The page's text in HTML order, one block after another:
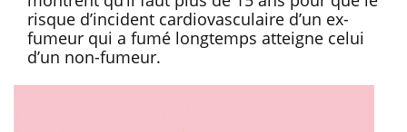
risque d’incident cardiovasculaire d’un ex-
fumeur qui a fumé longtemps atteigne celui
d’un non-fumeur.